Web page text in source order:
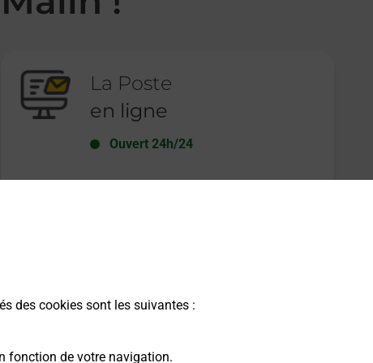
des cookies sont les suivantes :
fonction de votre navigation.
La Poste
en ligne
Ouvert 24h/24